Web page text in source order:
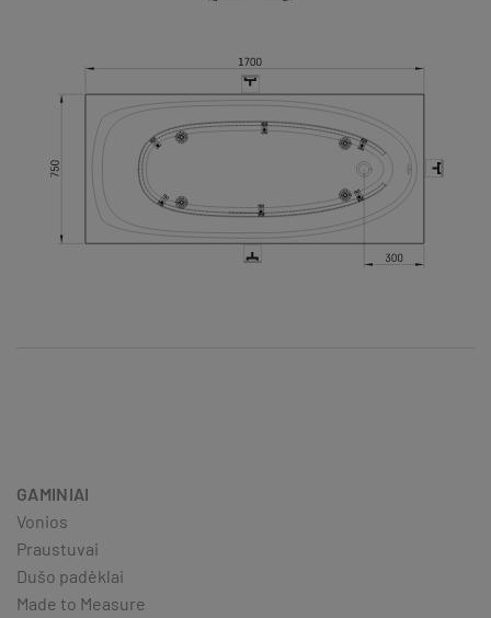
GAMINIAI
Vonios
Praustuvai
Dušo padėklai
Made to Measure